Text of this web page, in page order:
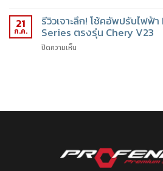
21
ก.ค.
รีวิวเจาะลึก! โช้คอัพปรับไฟ
Series ตรงรุ่น Chery V23
ปิดความเห็น